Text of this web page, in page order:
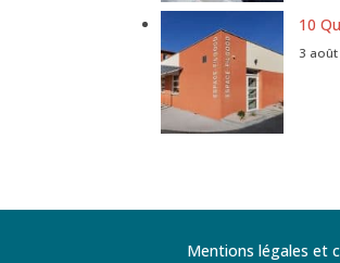
10
3 août
Mentions légales et